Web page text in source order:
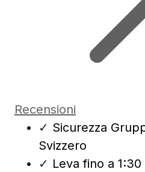
Recensioni
✓ Sicurezza
Svizzero
✓ Leva fino a 1:30